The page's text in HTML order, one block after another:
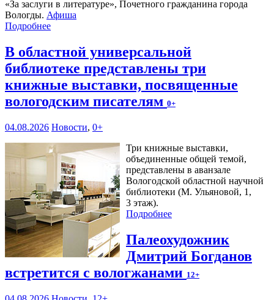
«За заслуги в литературе», Почетного гражданина города
Вологды. Афиша
Подробнее
В областной универсальной
библиотеке представлены три
книжные выставки, посвященные
вологодским писателям 0+
04.08.2026 Новости, 0+
Три книжные выставки,
объединенные общей темой,
представлены в аванзале
Вологодской областной научной
библиотеки (М. Ульяновой, 1,
3 этаж).
Подробнее
Палеохудожник
Дмитрий Богданов
встретится с вологжанами 12+